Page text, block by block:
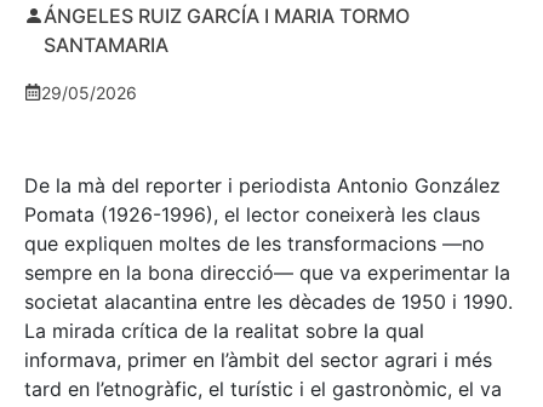
ÁNGELES RUIZ GARCÍA I MARIA TORMO
SANTAMARIA
29/05/2026
De la mà del reporter i periodista Antonio González
Pomata (1926-1996), el lector coneixerà les claus
que expliquen moltes de les transformacions —no
sempre en la bona direcció— que va experimentar la
societat alacantina entre les dècades de 1950 i 1990.
La mirada crítica de la realitat sobre la qual
informava, primer en l’àmbit del sector agrari i més
tard en l’etnogràfic, el turístic i el gastronòmic, el va